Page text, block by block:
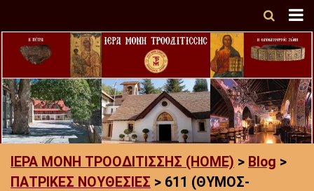
ΙΕΡΑ ΜΟΝΗ ΤΡΟΟΔΙΤΙΣΣΗΣ (HOME) > Blog >
ΠΑΤΡΙΚΕΣ ΝΟΥΘΕΣΙΕΣ > 611 (ΘΥΜΟΣ-